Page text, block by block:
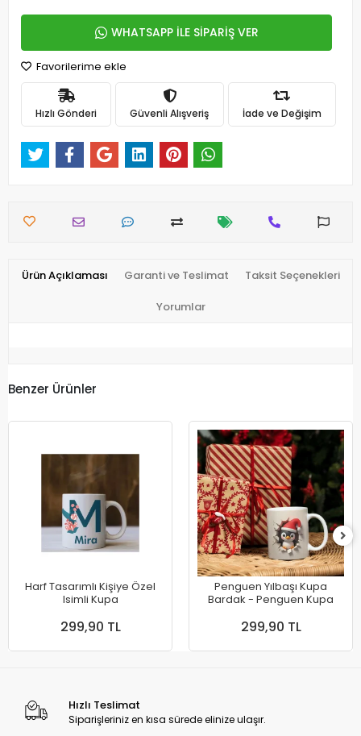
WHATSAPP İLE SİPARİŞ VER
Favorilerime ekle
Hızlı Gönderi Güvenli Alışveriş İade ve Değişim
Ürün Açıklaması Garanti ve Teslimat Taksit Seçenekleri
Yorumlar
Benzer Ürünler
Harf Tasarımlı Kişiye Özel
Isimli Kupa
299,90 TL
Penguen Yılbaşı Kupa
Bardak - Penguen Kupa
299,90 TL
Hızlı Teslimat
Siparişleriniz en kısa sürede elinize ulaşır.